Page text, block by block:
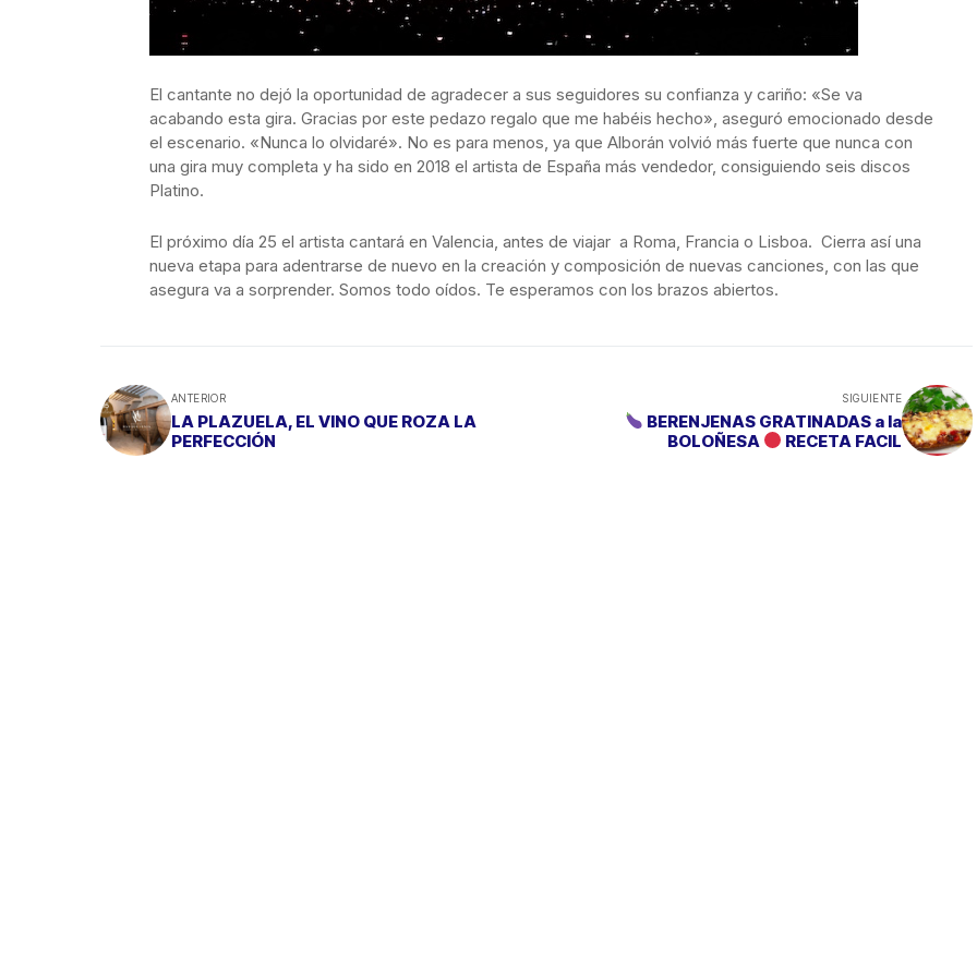
El cantante no dejó la oportunidad de agradecer a sus seguidores su confianza y cariño: «Se va
acabando esta gira. Gracias por este pedazo regalo que me habéis hecho», aseguró emocionado desde
el escenario. «Nunca lo olvidaré». No es para menos, ya que Alborán volvió más fuerte que nunca con
una gira muy completa y ha sido en 2018 el artista de España más vendedor, consiguiendo seis discos
Platino.
El próximo día 25 el artista cantará en Valencia, antes de viajar a Roma, Francia o Lisboa. Cierra así una
nueva etapa para adentrarse de nuevo en la creación y composición de nuevas canciones, con las que
asegura va a sorprender. Somos todo oídos. Te esperamos con los brazos abiertos.
ANTERIOR
LA PLAZUELA, EL VINO QUE ROZA LA
PERFECCIÓN
SIGUIENTE
BERENJENAS GRATINADAS a la
BOLOÑESA
RECETA FACIL